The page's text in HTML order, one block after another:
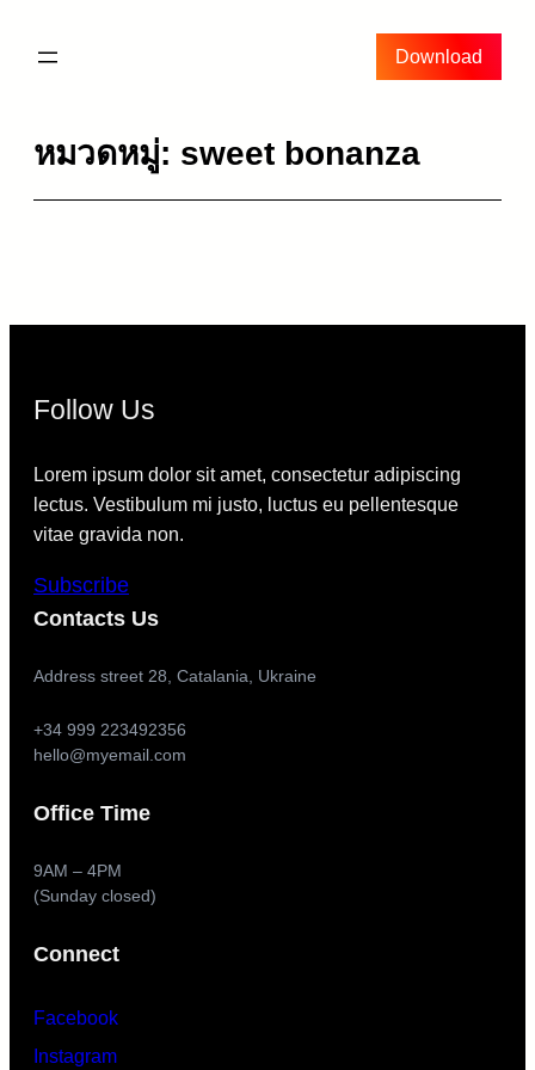
Download
หมวดหมู่: sweet bonanza
Follow Us
Lorem ipsum dolor sit amet, consectetur adipiscing
lectus. Vestibulum mi justo, luctus eu pellentesque
vitae gravida non.
Subscribe
Contacts Us
Address street 28, Catalania, Ukraine
+34 999 223492356
hello@myemail.com
Office Time
9AM – 4PM
(Sunday closed)
Connect
Facebook
Instagram